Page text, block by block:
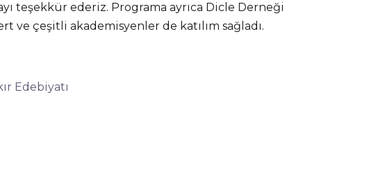
teşekkür ederiz. Programa ayrıca Dicle Derneği
ve çeşitli akademisyenler de katılım sağladı.
Edebiyatı